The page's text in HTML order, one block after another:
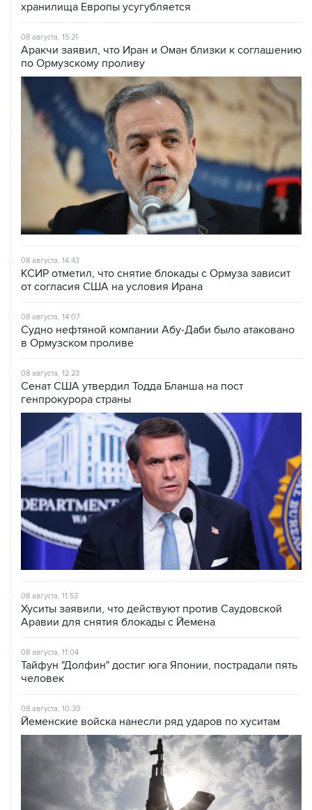
хранилища Европы усугубляется
08 августа, 15:21
Аракчи заявил, что Иран и Оман близки к соглашению
по Ормузскому проливу
08 августа, 14:43
КСИР отметил, что снятие блокады с Ормуза зависит
от согласия США на условия Ирана
08 августа, 14:07
Судно нефтяной компании Абу-Даби было атаковано
в Ормузском проливе
08 августа, 12:23
Сенат США утвердил Тодда Бланша на пост
генпрокурора страны
08 августа, 11:53
Хуситы заявили, что действуют против Саудовской
Аравии для снятия блокады с Йемена
08 августа, 11:04
Тайфун "Долфин" достиг юга Японии, пострадали пять
человек
08 августа, 10:30
Йеменские войска нанесли ряд ударов по хуситам